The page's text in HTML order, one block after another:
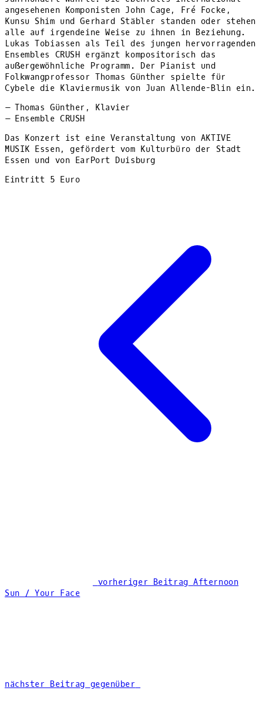
angesehenen Komponisten John Cage, Fré Focke,
Kunsu Shim und Gerhard Stäbler standen oder stehen
alle auf irgendeine Weise zu ihnen in Beziehung.
Lukas Tobiassen als Teil des jungen hervorragenden
Ensembles CRUSH ergänzt kompositorisch das
außergewöhnliche Programm. Der Pianist und
Folkwangprofessor Thomas Günther spielte für
Cybele die Klaviermusik von Juan Allende-Blin ein.
– Thomas Günther, Klavier
– Ensemble CRUSH
Das Konzert ist eine Veranstaltung von AKTIVE
MUSIK Essen, gefördert vom Kulturbüro der Stadt
Essen und von EarPort Duisburg
Eintritt 5 Euro
vorheriger Beitrag Afternoon
Sun / Your Face
nächster Beitrag gegenüber